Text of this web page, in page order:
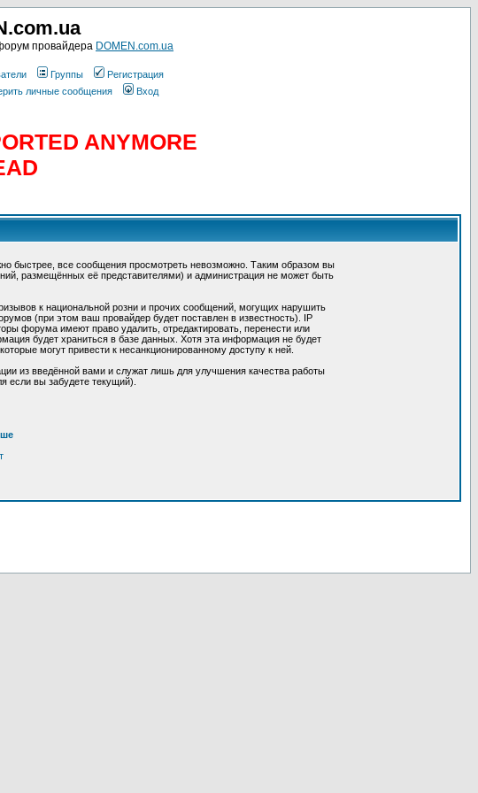
провайдера DOMEN.com.ua
Группы
Регистрация
личные сообщения Вход
ANYMORE
быстрее, все сообщения просмотреть невозможно. Таким образом вы
размещённых её представителями) и администрация не может быть
к национальной розни и прочих сообщений, могущих нарушить
(при этом ваш провайдер будет поставлен в известность). IP
форума имеют право удалить, отредактировать, перенести или
будет храниться в базе данных. Хотя эта информация не будет
могут привести к несанкционированному доступу к ней.
из введённой вами и служат лишь для улучшения качества работы
если вы забудете текущий).